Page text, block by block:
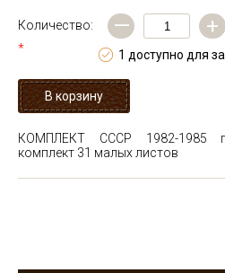
Количество:
*
— +
1 доступно для
КОМПЛЕКТ СССР 1982-1985
комплект 31 малых листов